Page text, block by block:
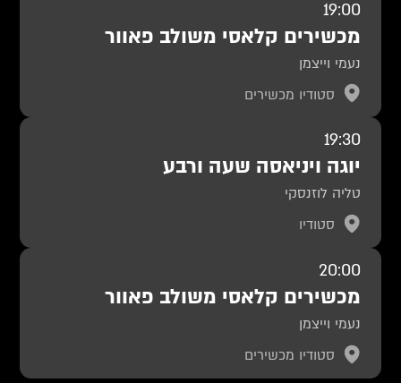
19:00
מכשירים קלאסי משולב פאוור
נעמי וייצמן
סטודיו מכשירים
19:30
יוגה ויניאסה שעה ורבע
טליה לוזנסקי
סטודיו
20:00
מכשירים קלאסי משולב פאוור
נעמי וייצמן
סטודיו מכשירים